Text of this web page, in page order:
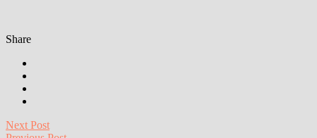
Share
Next Post